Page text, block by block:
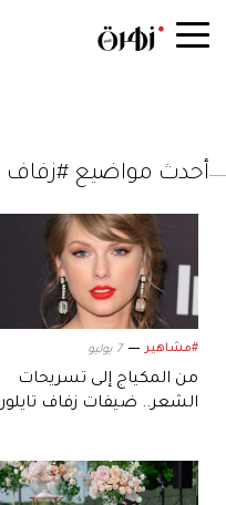
أحدث مواضيع #زفاف
#مشاهير 7 يوليو
من المكياج إلى تسريحات
الشعر.. ضيفات زفاف تايلور